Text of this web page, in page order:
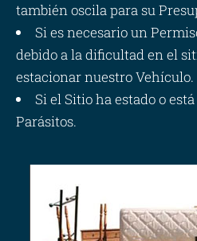
también oscila para su
Si es necesario un
debido a la dificultad en el
estacionar nuestro Vehículo.
Si el Sitio ha estado o
Parásitos.